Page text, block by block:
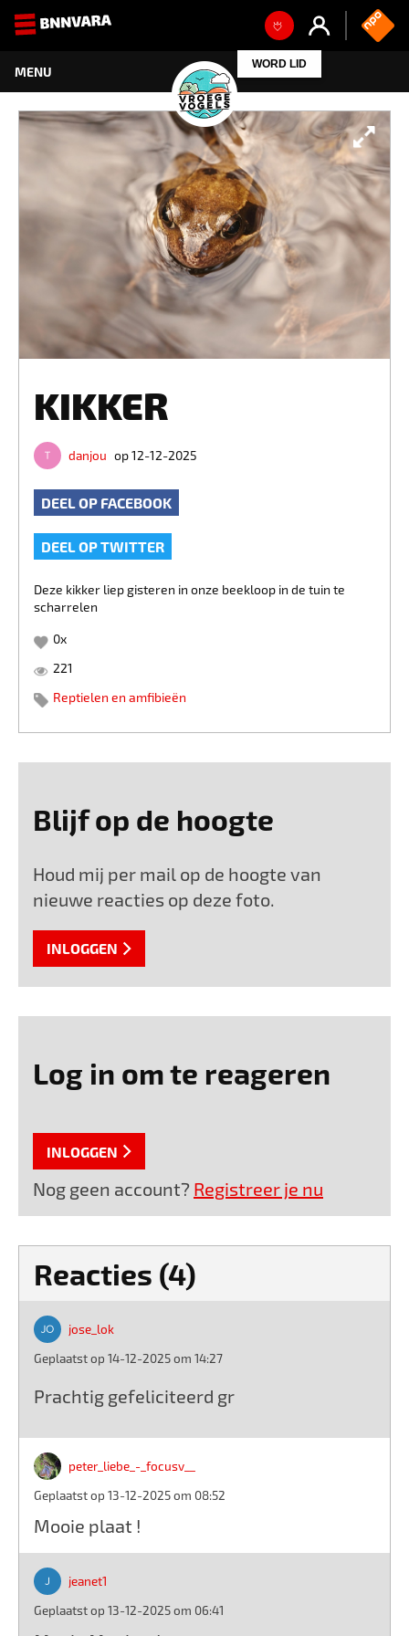
WORD LID
KIKKER
danjou op 12-12-2025
DEEL OP FACEBOOK
DEEL OP TWITTER
Deze kikker liep gisteren in onze beekloop in de tuin te
scharrelen
0x
221
Reptielen en amfibieën
Blijf op de hoogte
Houd mij per mail op de hoogte van
nieuwe reacties op deze foto.
INLOGGEN
Log in om te reageren
INLOGGEN
Nog geen account? Registreer je nu
Reacties (4)
jose_lok
Geplaatst op 14-12-2025 om 14:27
Prachtig gefeliciteerd gr
peter_liebe_-_focusv__
Geplaatst op 13-12-2025 om 08:52
Mooie plaat !
jeanet1
Geplaatst op 13-12-2025 om 06:41